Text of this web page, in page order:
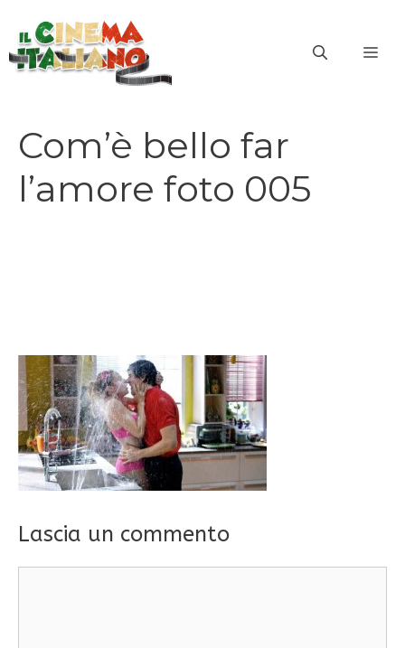
contenuto
Com’è bello far
l’amore foto 005
Lascia un commento